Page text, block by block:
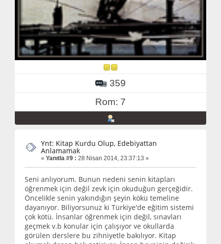
359
Rom: 7
Ynt: Kitap Kurdu Olup, Edebiyattan
Anlamamak
« Yanıtla #9 : 28 Nisan 2014, 23:37:13 »
Seni anlıyorum. Bunun nedeni senin kitapları
öğrenmek için değil zevk için okuduğun gerçeğidir.
Öncelikle senin yakındığın şeyin kökü temeline
dayanıyor. Biliyorsunuz ki Türkiye'de eğitim sistemi
çok kötü. İnsanlar öğrenmek için değil, sınavları
geçmek v.b konular için çalışıyor ve okullarda
görülen derslere bu zihniyetle bakılıyor. Kitap